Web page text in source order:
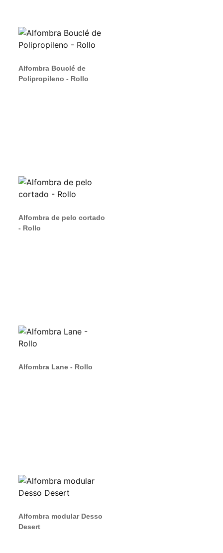
Alfombra Bouclé de
Polipropileno - Rollo
Alfombra de pelo cortado
- Rollo
Alfombra Lane - Rollo
Alfombra modular Desso
Desert